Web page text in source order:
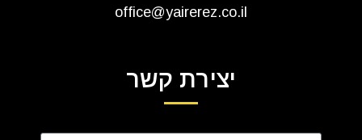
office@yairerez.co.il
יצירת קשר